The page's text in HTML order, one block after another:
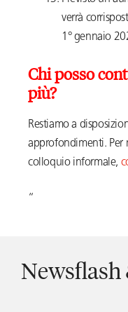
verrà
1° gennaio
Chi posso
più?
Restiamo a
approfondimenti. Per
colloquio informale,
“
Newsflash
Vedi